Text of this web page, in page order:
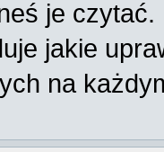
je czytać.
jakie
na